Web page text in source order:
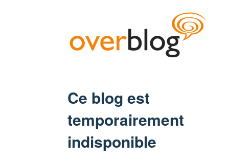
Ce blog est
temporairement
indisponible